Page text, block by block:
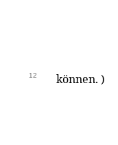
12 können. )